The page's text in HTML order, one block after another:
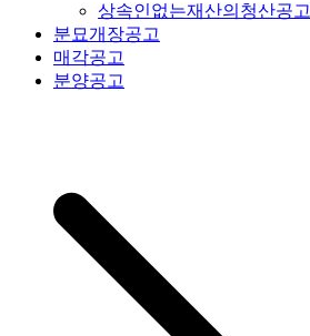
상속인없는재산의청산공고
분묘개장공고
매각공고
분양공고